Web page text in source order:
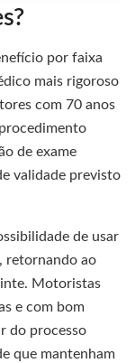
por faixa
mais rigoroso
com 70 anos
de exame
validade previsto
de usar
retornando ao
Motoristas
e com bom
do processo
que mantenham